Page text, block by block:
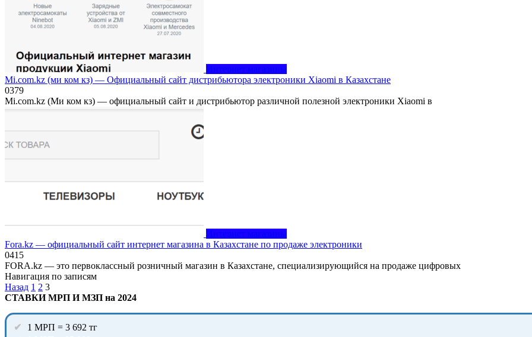
Интернет магазины
Mi.com.kz (ми ком кз) — Официальный сайт дистрибьютора электроники Xiaomi в Казахстане
0379
Mi.com.kz (Ми ком кз) — официальный сайт и дистрибьютор различной полезной электроники Xiaomi в
Интернет магазины
Fora.kz — официальный сайт интернет магазина в Казахстане по продаже электроники
0415
FORA.kz — это первоклассный розничный магазин в Казахстане, специализирующийся на продаже цифровых
Навигация по записям
Назад 1 2 3
СТАВКИ МРП И МЗП на 2024
1 МРП = 3 692 тг